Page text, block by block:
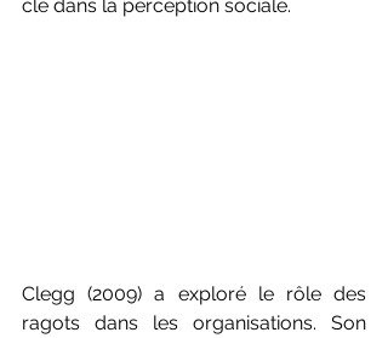
clé dans la perception sociale.
Clegg (2009) a exploré le rôle des
ragots dans les organisations. Son